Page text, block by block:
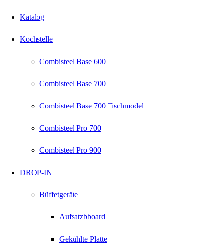
Katalog
Kochstelle
Combisteel Base 600
Combisteel Base 700
Combisteel Base 700 Tischmodel
Combisteel Pro 700
Combisteel Pro 900
DROP-IN
Büffetgeräte
Aufsatzbboard
Gekühlte Platte